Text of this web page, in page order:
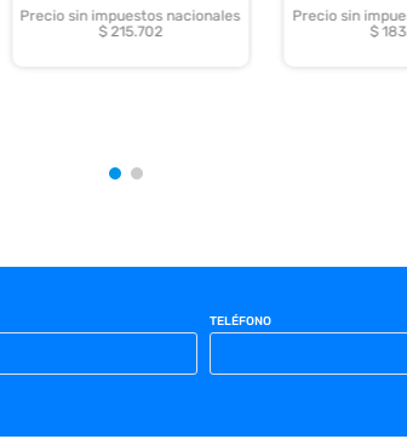
Precio sin impuestos nacionales
$ 215.702
Precio sin
$
TELÉFONO